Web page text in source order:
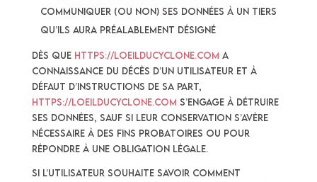
communiquer (ou non) ses données à un tiers
qu’ils aura préalablement désigné
Dès que https://loeilducyclone.com a
connaissance du décès d’un Utilisateur et à
défaut d’instructions de sa part,
https://loeilducyclone.com s’engage à détruire
ses données, sauf si leur conservation s’avère
nécessaire à des fins probatoires ou pour
répondre à une obligation légale.
Si l’Utilisateur souhaite savoir comment